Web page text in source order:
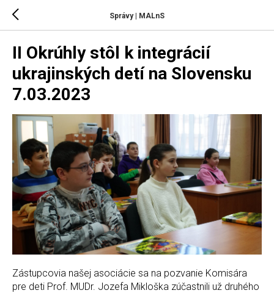
Správy | MALnS
II Okrúhly stôl k integrácií
ukrajinských detí na Slovensku
7.03.2023
Zástupcovia našej asociácie sa na pozvanie Komisára
pre deti Prof. MUDr. Jozefa Mikloška zúčastnili už druhého